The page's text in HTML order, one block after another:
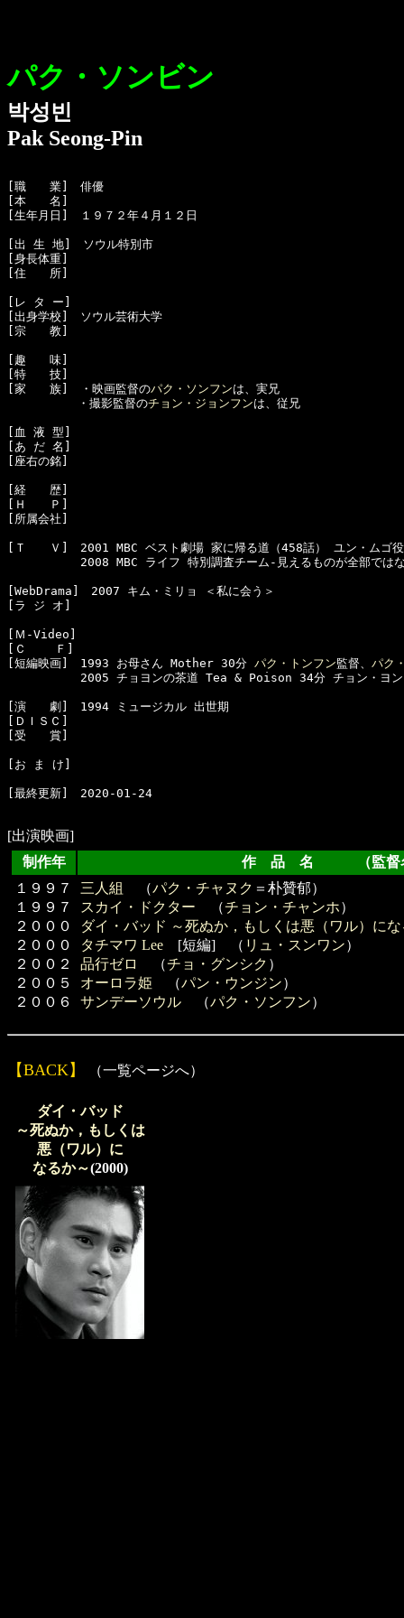
パク・ソンビン
박성빈
Pak Seong-Pin
[職　　業]　俳優
[本　　名]
[生年月日]　１９７２年４月１２日
[出 生 地]　ソウル特別市
[身長体重]
[住　　所]
[レ タ ー]
[出身学校]　ソウル芸術大学
[宗　　教]
[趣　　味]
[特　　技]
[家　　族]　・映画監督のパク・ソンフンは、実兄
・撮影監督のチョン・ジョンフンは、従兄
[血 液 型]
[あ だ 名]
[座右の銘]
[経　　歴]
[Ｈ　　Ｐ]
[所属会社]
[Ｔ　　Ｖ]　2001 MBC ベスト劇場 家に帰る道（458話） ユン・ムゴ役
　　　　　2008 MBC ライフ 特別調査チーム-見えるものが全部では
[WebDrama]　2007 キム・ミリョ ＜私に会う＞
[ラ ジ オ]
[Ｍ-Video]
[Ｃ    Ｆ]
[短編映画]　1993 お母さん Mother 30分 パク・トンフン監督、 パク
　　　　　2005 チョヨンの茶道 Tea & Poison 34分 チョン・ヨン
[演　　劇]　1994 ミュージカル 出世期
[ＤＩＳＣ]
[受　　賞]
[お ま け]
[最終更新]　2020-01-24
[出演映画]
制作年
作 品 名 （監督
１９９７
１９９７
２０００
２０００
２００２
２００５
２００６
三人組 （パク・チャヌク ＝朴贊郁）
スカイ・ドクター （チョン・チャンホ）
ダイ・バッド ～死ぬか，もしくは悪（ワル）に
タチマワ Lee [短編] （ リュ・スンワン）
品行ゼロ
（チョ・グンシク ）
オーロラ姫 （パン・ウンジン）
サンデーソウル （パク・ソンフン）
【BACK】 （一覧ページへ）
ダイ・バッド
～死ぬか，もしくは
悪（ワル）に
なるか～(2000)